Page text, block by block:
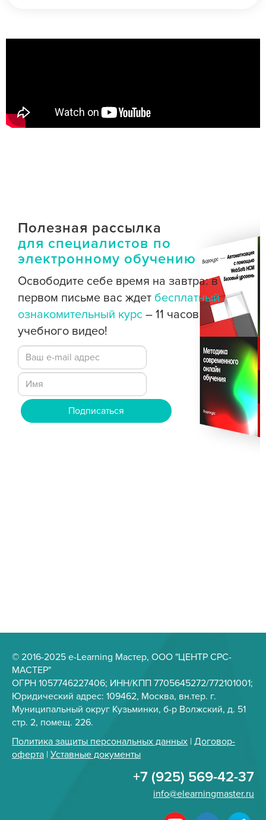
Полезная рассылка
для специалистов по
электронному обучению
Освободите себе время на завтра: в
первом письме вас ждет бесплатный
ознакомительный курс – 11 часов
учебного видео!
© 2016-2025 e-Learning Мастер, ООО "ЦЕНТР СРС-
МАСТЕР"
ОГРН 1057746227406; ИНН/КПП 7705645272/772101001;
Юридический адрес: 109462, Москва, вн.тер. г.
Муниципальный округ Кузьминки, б-р Волжский, д. 51
стр. 2, помещ. 226.
Политика защиты персональных данных | Договор-
оферта | Уставные документы
+7 (925) 569-42-37
info@elearningmaster.ru